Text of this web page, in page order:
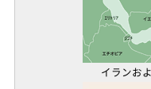
イランお